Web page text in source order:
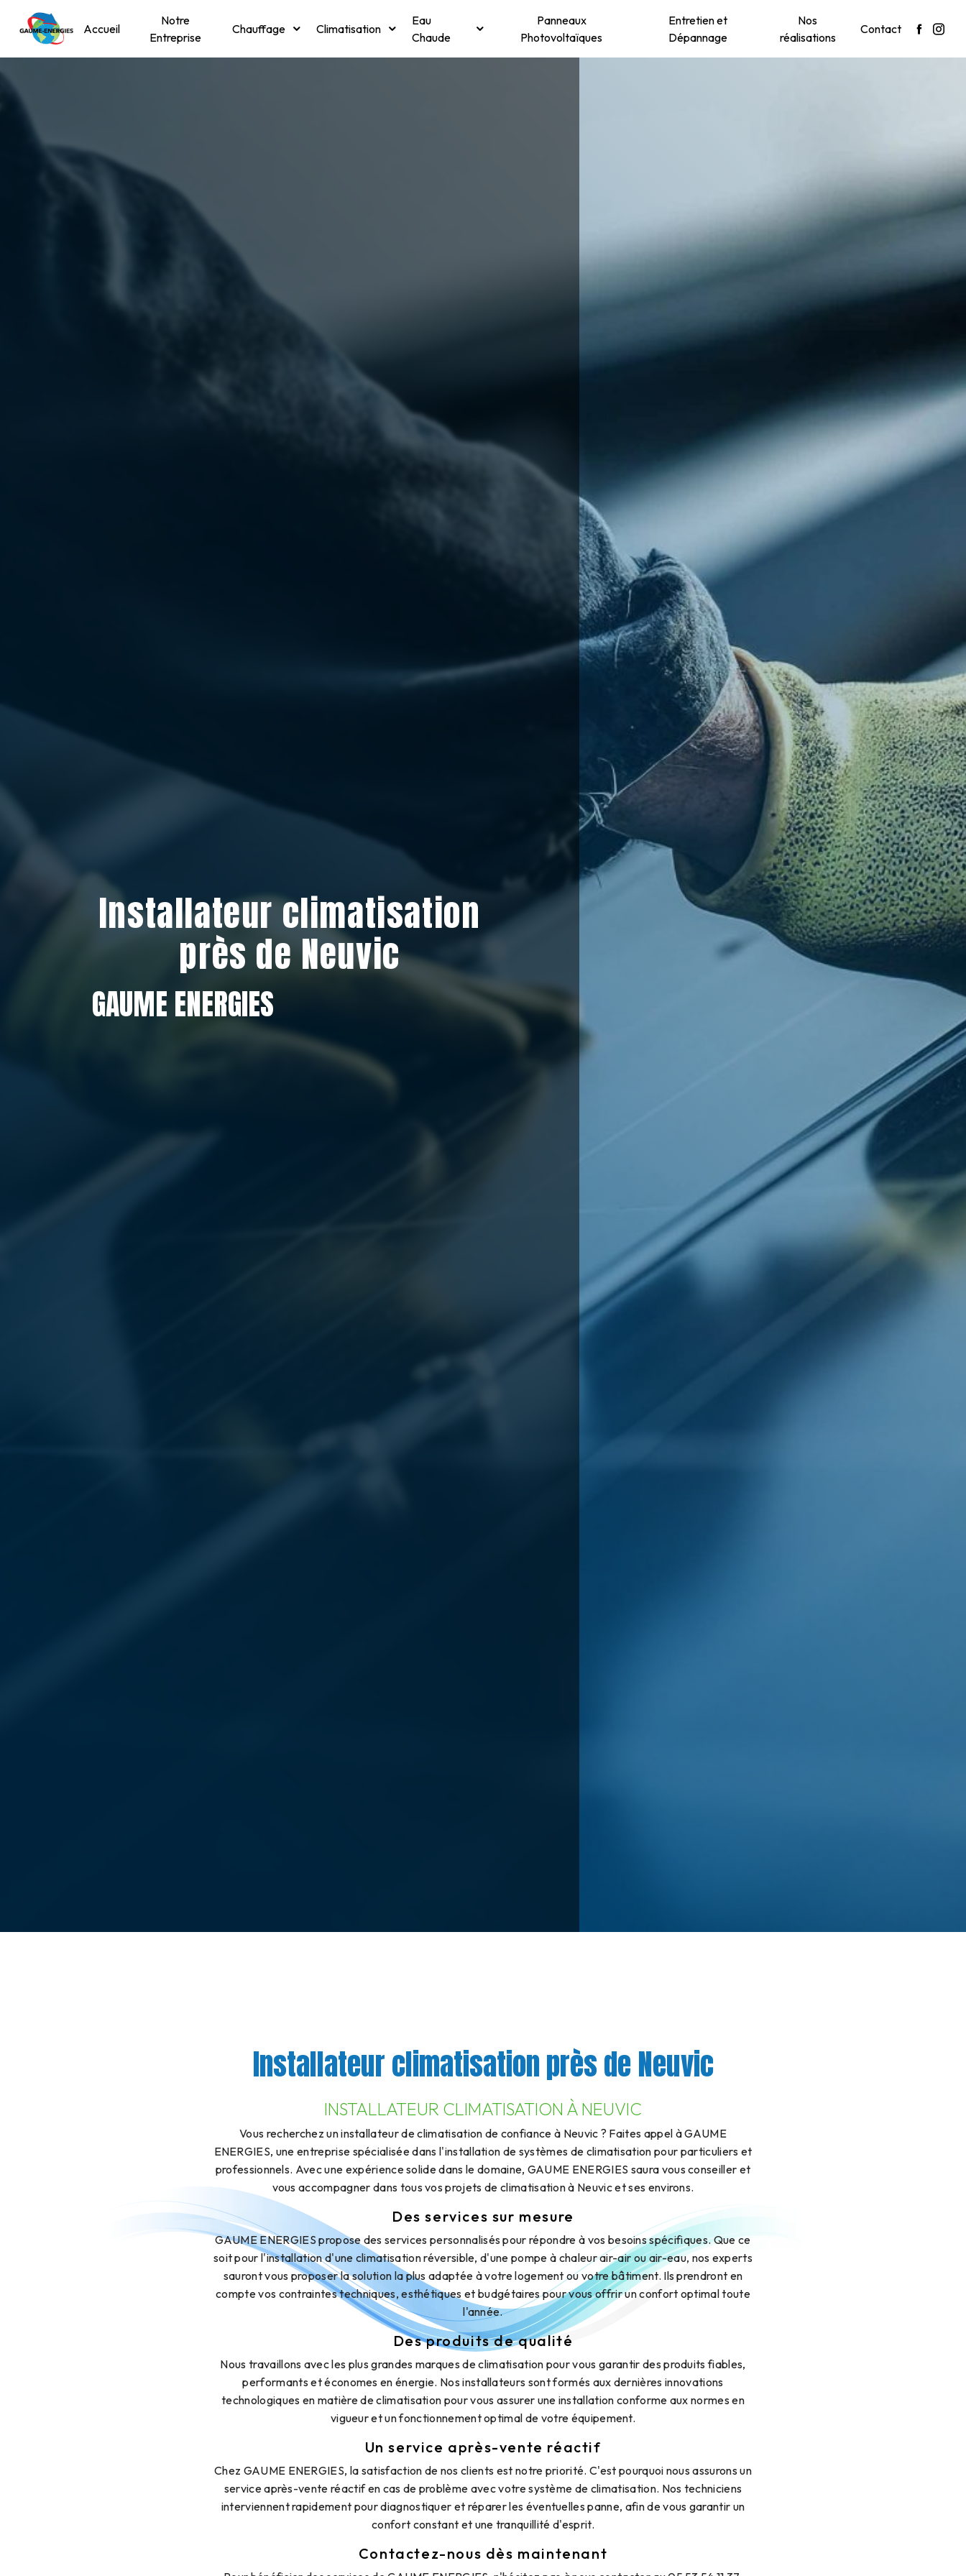
Accueil
Notre
Entreprise
Chauffage Climatisation
Eau
Chaude
Panneaux
Photovoltaïques
Entretien et
Dépannage
Nos
réalisations
Contact
Installateur climatisation
près de Neuvic
GAUME ENERGIES
Installateur climatisation près de Neuvic
INSTALLATEUR CLIMATISATION À NEUVIC
Vous recherchez un installateur de climatisation de confiance à Neuvic ? Faites appel à GAUME
ENERGIES, une entreprise spécialisée dans l'installation de systèmes de climatisation pour particuliers et
professionnels. Avec une expérience solide dans le domaine, GAUME ENERGIES saura vous conseiller et
vous accompagner dans tous vos projets de climatisation à Neuvic et ses environs.
Des services sur mesure
GAUME ENERGIES propose des services personnalisés pour répondre à vos besoins spécifiques. Que ce
soit pour l'installation d'une climatisation réversible, d'une pompe à chaleur air-air ou air-eau, nos experts
sauront vous proposer la solution la plus adaptée à votre logement ou votre bâtiment. Ils prendront en
compte vos contraintes techniques, esthétiques et budgétaires pour vous offrir un confort optimal toute
l'année.
Des produits de qualité
Nous travaillons avec les plus grandes marques de climatisation pour vous garantir des produits fiables,
performants et économes en énergie. Nos installateurs sont formés aux dernières innovations
technologiques en matière de climatisation pour vous assurer une installation conforme aux normes en
vigueur et un fonctionnement optimal de votre équipement.
Un service après-vente réactif
Chez GAUME ENERGIES, la satisfaction de nos clients est notre priorité. C'est pourquoi nous assurons un
service après-vente réactif en cas de problème avec votre système de climatisation. Nos techniciens
interviennent rapidement pour diagnostiquer et réparer les éventuelles panne, afin de vous garantir un
confort constant et une tranquillité d'esprit.
Contactez-nous dès maintenant
Panneau de gestion des cookies